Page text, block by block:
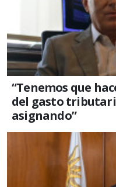
“Tenemos que
del gasto
asignando”